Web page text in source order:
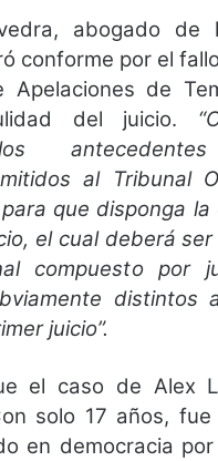
abogado de
conforme por el
de
del juicio.
al Tribunal
que disponga la
el cual deberá
compuesto por
distintos
juicio”.
el caso de Alex
solo 17 años,
en democracia